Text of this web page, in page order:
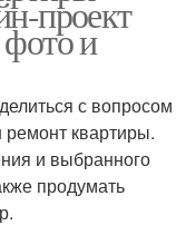
проект
и
с вопросом
ремонт квартиры.
и выбранного
продумать